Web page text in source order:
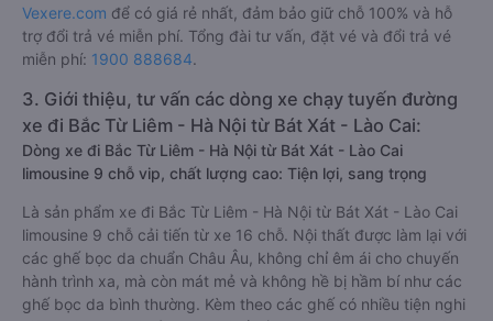
Vexere.com để có giá rẻ nhất, đảm bảo giữ chỗ 100% và hỗ
trợ đổi trả vé miễn phí. Tổng đài tư vấn, đặt vé và đổi trả vé
miễn phí: 1900 888684.
3. Giới thiệu, tư vấn các dòng xe chạy tuyến đường
xe đi Bắc Từ Liêm - Hà Nội từ Bát Xát - Lào Cai:
Dòng xe đi Bắc Từ Liêm - Hà Nội từ Bát Xát - Lào Cai
limousine 9 chỗ vip, chất lượng cao: Tiện lợi, sang trọng
Là sản phẩm xe đi Bắc Từ Liêm - Hà Nội từ Bát Xát - Lào Cai
limousine 9 chỗ cải tiến từ xe 16 chỗ. Nội thất được làm lại với
các ghế bọc da chuẩn Châu Âu, không chỉ êm ái cho chuyến
hành trình xa, mà còn mát mẻ và không hề bị hầm bí như các
ghế bọc da bình thường. Kèm theo các ghế có nhiều tiện nghi